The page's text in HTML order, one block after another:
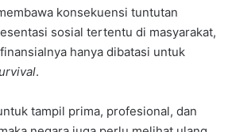
konsekuensi tuntutan
sosial tertentu di masyarakat,
hanya dibatasi untuk
.
tampil prima, profesional, dan